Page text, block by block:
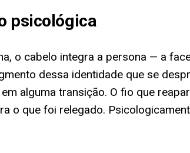
psicológica
o cabelo integra a persona — a
dessa identidade que se
alguma transição. O fio que
o que foi relegado.